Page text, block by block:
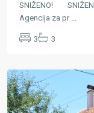
SNIŽENO!
Agencija za pr ...
3 3
Živinice,